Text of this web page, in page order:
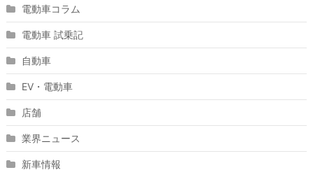
電動車コラム
電動車 試乗記
自動車
EV・電動車
店舗
業界ニュース
新車情報